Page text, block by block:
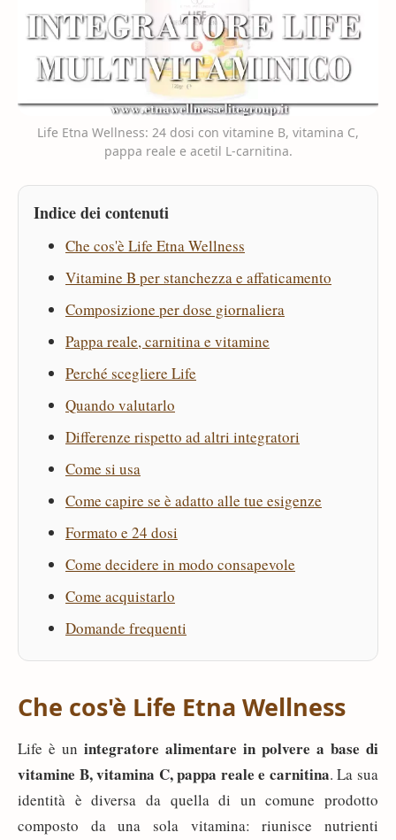
Life Etna Wellness: 24 dosi con vitamine B, vitamina C,
pappa reale e acetil L-carnitina.
Indice dei contenuti
Che cos'è Life Etna Wellness
Vitamine B per stanchezza e affaticamento
Composizione per dose giornaliera
Pappa reale, carnitina e vitamine
Perché scegliere Life
Quando valutarlo
Differenze rispetto ad altri integratori
Come si usa
Come capire se è adatto alle tue esigenze
Formato e 24 dosi
Come decidere in modo consapevole
Come acquistarlo
Domande frequenti
Che cos'è Life Etna Wellness
Life è un integratore alimentare in polvere a base di
vitamine B, vitamina C, pappa reale e carnitina. La sua
identità è diversa da quella di un comune prodotto
composto da una sola vitamina: riunisce nutrienti